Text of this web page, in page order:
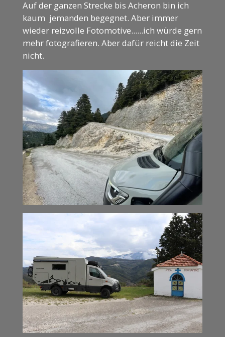
Auf der ganzen Strecke bis Acheron bin ich
kaum jemanden begegnet. Aber immer
wieder reizvolle Fotomotive......ich würde gern
mehr fotografieren. Aber dafür reicht die Zeit
nicht.